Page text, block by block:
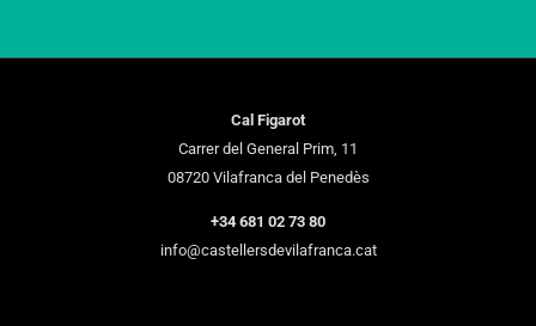
Cal Figarot
Carrer del General Prim, 11
08720 Vilafranca del Penedès
+34 681 02 73 80
info@castellersdevilafranca.cat